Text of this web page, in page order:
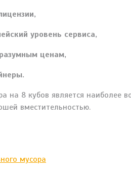
уровень сервиса,
ценам,
на 8 кубов является
вместительностью.